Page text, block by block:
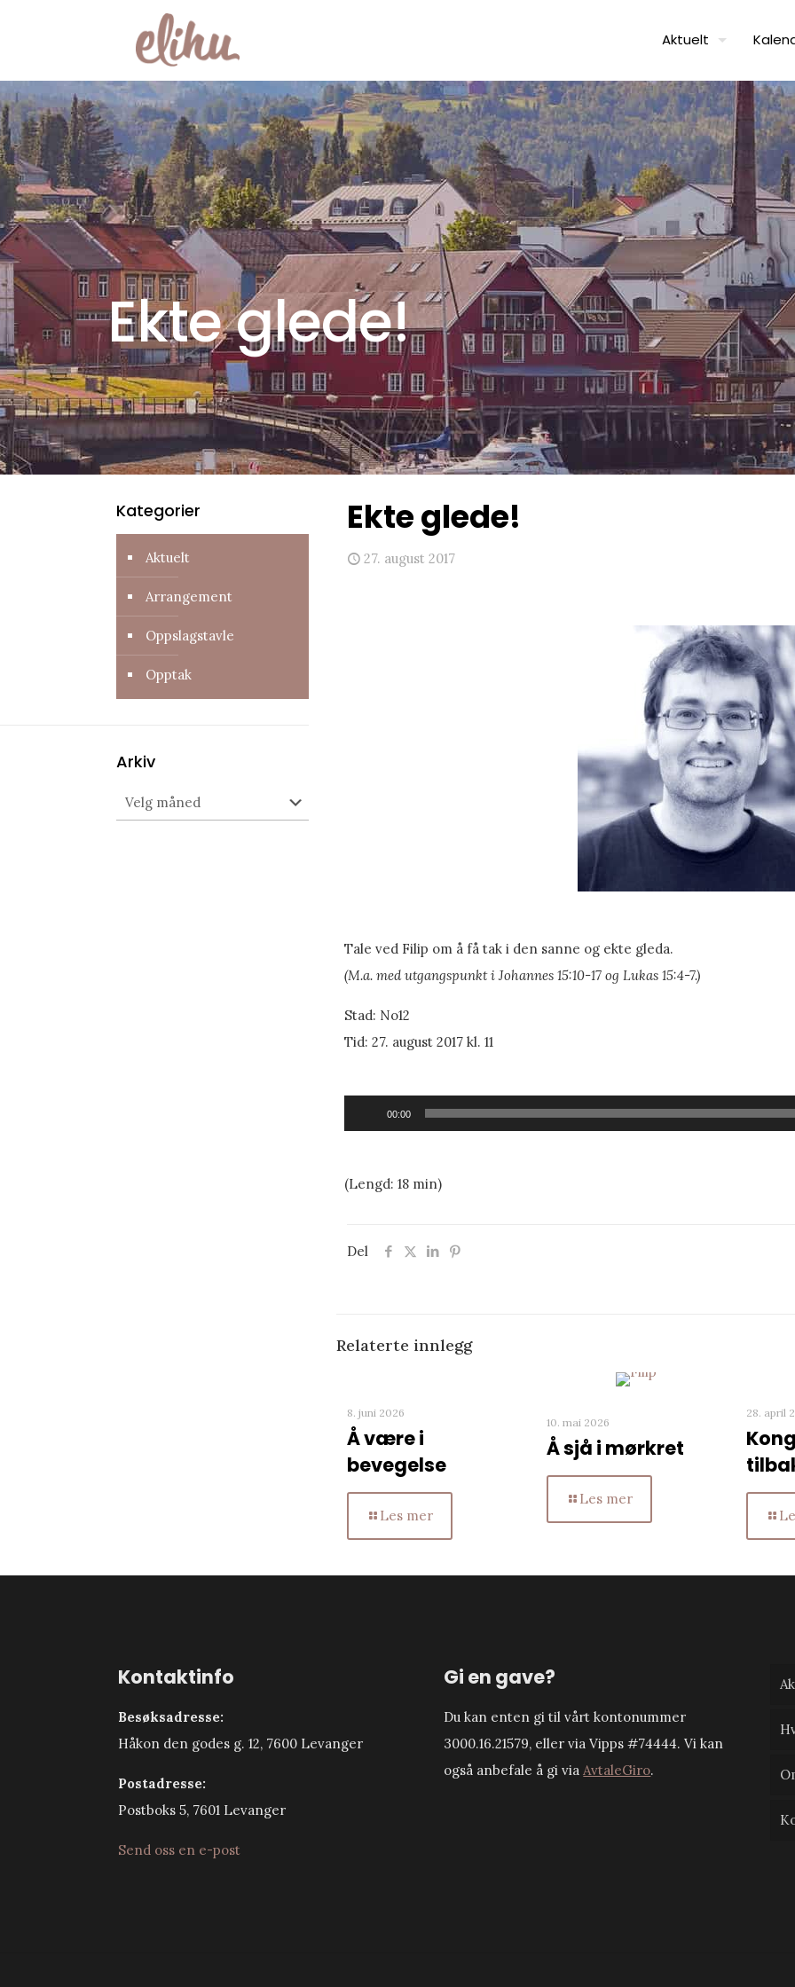
Aktuelt
Ekte glede!
Ekte glede!
27. august 2017
Tale ved Filip om å få tak i den sanne og ekte gleda.
(M.a. med utgangspunkt i Johannes 15:10-17 og Lukas 15:4-7.)
Stad: No12
Tid: 27. august 2017 kl. 11
Lydavspiller
00:00
(Lengd: 18 min)
Del
Relaterte innlegg
8. juni 2026
Å være i
bevegelse
Les mer
10. mai 2026
Å sjå i mørkret
Les mer
28. april
Kategorier
Aktuelt
Arrangement
Oppslagstavle
Opptak
Arkiv
Arkiv
Kontaktinfo
Besøksadresse:
Håkon den godes g. 12, 7600 Levanger
Postadresse:
Postboks 5, 7601 Levanger
Send oss en e-post
Gi en gave?
Du kan enten gi til vårt kontonummer
3000.16.21579, eller via Vipps #74444. Vi kan
også anbefale å gi viaAvtaleGiro.